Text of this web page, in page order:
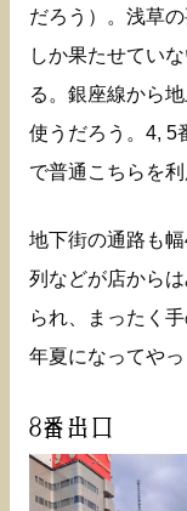
だろう）。浅草
しか果たせてい
る。銀座線から
使うだろう。4, 5
で普通こちらを
地下街の通路も
列などが店から
られ、まったく
年夏になってやっ
8番出口